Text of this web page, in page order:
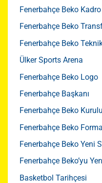
Fenerbahçe Beko Kadro
Fenerbahçe Beko
Fenerbahçe Beko
Ülker Sports Arena
Fenerbahçe Beko Logo
Fenerbahçe Başkanı
Fenerbahçe Beko
Fenerbahçe Beko Forma
Fenerbahçe Beko Yeni
Fenerbahçe Beko’yu
Basketbol Tarihçesi